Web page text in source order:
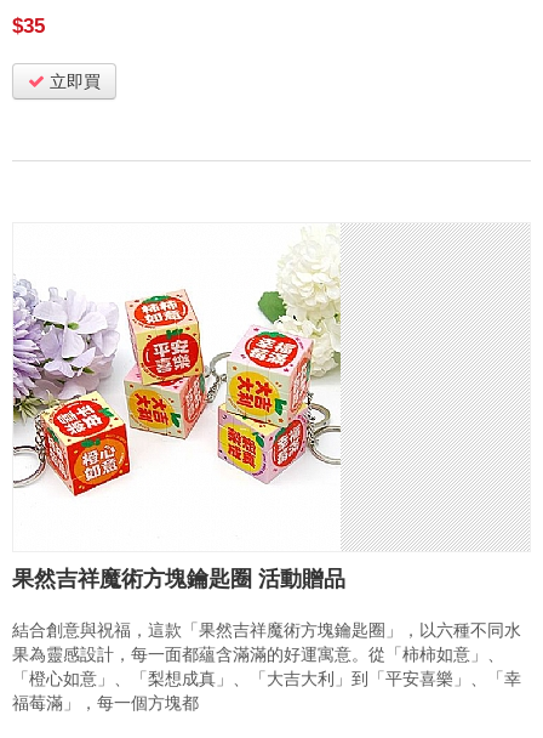
$35
立即買
果然吉祥魔術方塊鑰匙圈 活動贈品
結合創意與祝福，這款「果然吉祥魔術方塊鑰匙圈」，以六種不同水
果為靈感設計，每一面都蘊含滿滿的好運寓意。從「柿柿如意」、
「橙心如意」、「梨想成真」、「大吉大利」到「平安喜樂」、「幸
福莓滿」，每一個方塊都